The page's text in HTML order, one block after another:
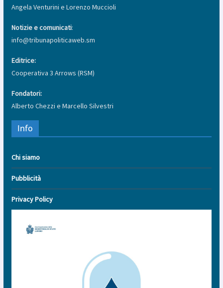
Angela Venturini e Lorenzo Muccioli
Notizie e comunicati:
info@tribunapoliticaweb.sm
Editrice:
Cooperativa 3 Arrows (RSM)
Fondatori:
Alberto Chezzi e Marcello Silvestri
Info
Chi siamo
Pubblicità
Privacy Policy